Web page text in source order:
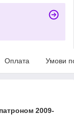
Оплата Умови
2009-